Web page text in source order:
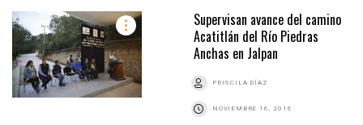
Supervisan avance del camino
Acatitlán del Río Piedras
Anchas en Jalpan
PRISCILA DÍAZ
NOVIEMBRE 16, 2016